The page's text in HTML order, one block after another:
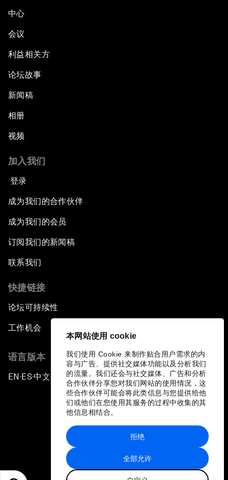
本网站使用 cookie
我们使用 Cookie 来制作贴合用户需求的内
容与广告、提供社交媒体功能以及分析我们
的流量。我们还会与社交媒体、广告和分析
合作伙伴分享您对我们网站的使用情况，这
些合作伙伴可能会将此类信息与您提供给他
们或他们在您使用其服务的过程中收集的其
他信息相结合。
全部允许
拒绝
中心
会议
利益相关方
论坛故事
新闻稿
相册
视频
加入我们
登录
成为我们的合作伙伴
成为我们的会员
订阅我们的新闻稿
联系我们
快捷链接
论坛可持续性
工作机会
语言版本
EN ▪ES▪中文▪ 日本語
站点地图